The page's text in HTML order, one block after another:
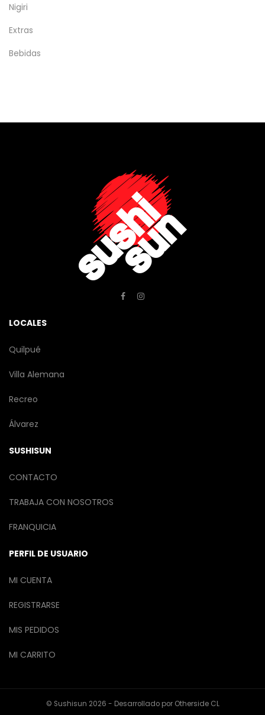
Nigiri
Extras
Bebidas
LOCALES
Quilpué
Villa Alemana
Recreo
Álvarez
SUSHISUN
CONTACTO
TRABAJA CON NOSOTROS
FRANQUICIA
PERFIL DE USUARIO
MI CUENTA
REGISTRARSE
MIS PEDIDOS
MI CARRITO
© Sushisun 2026 - Desarrollado por Otherside CL